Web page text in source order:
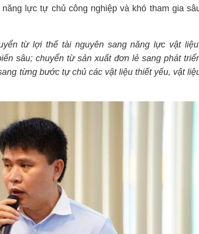
lực tự chủ công nghiệp và khó tham gia
từ lợi thế tài nguyên sang năng lực vật
sâu; chuyển từ sản xuất đơn lẻ sang phát
từng bước tự chủ các vật liệu thiết yếu, vật